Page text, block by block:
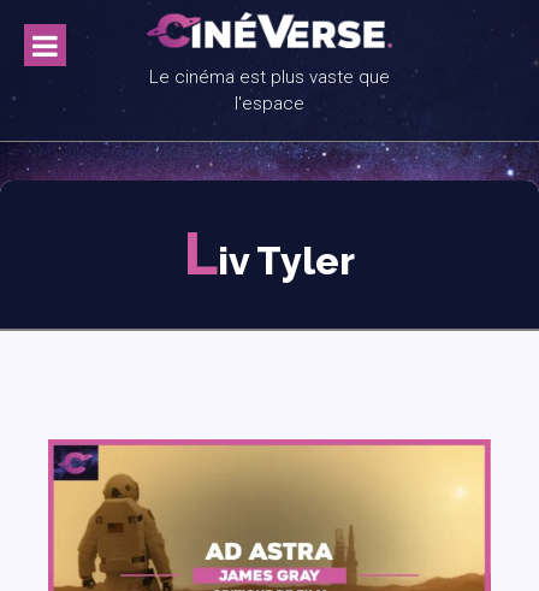
content
Le cinéma est plus vaste que
l'espace
Liv Tyler